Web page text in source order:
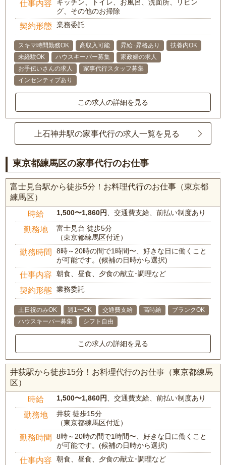
仕事内容
キッチン、トイレ、お風呂、洗面所、リビン
グ、その他のお掃除
契約形態 業務委託
スキマ時間勤務OK 高収入可能 昇給･昇格あり
扶養内OK
未経験OK
ハウスキーパー募集
家政婦の求人
お手伝いさんの求人
家事代行スタッフ募集
インセンティブあり
この求人の詳細を見る
上石神井駅の家事代行の求人一覧を見る
東京都練馬区の家事代行のお仕事
富士見台駅から徒歩5分！お料理代行のお仕事（東京都
練馬区）
時給 1,500〜1,860円 、交通費支給、前払い制度あり
勤務地
富士見台 徒歩5分
（東京都練馬区付近）
勤務時間
8時～20時の間で1時間〜、好きな日に働くこと
が可能です。(候補の日時から選択)
仕事内容 朝食、昼食、夕食の献立･調理など
契約形態 業務委託
土日祝のみOK 週1〜OK 交通費支給 高時給
ブランクOK
ハウスキーパー募集
シフト自由
この求人の詳細を見る
井荻駅から徒歩15分！お料理代行のお仕事（東京都練馬
区）
時給 1,500〜1,860円 、交通費支給、前払い制度あり
勤務地
井荻 徒歩15分
（東京都練馬区付近）
勤務時間
8時～20時の間で1時間〜、好きな日に働くこと
が可能です。(候補の日時から選択)
仕事内容 朝食、昼食、夕食の献立･調理など